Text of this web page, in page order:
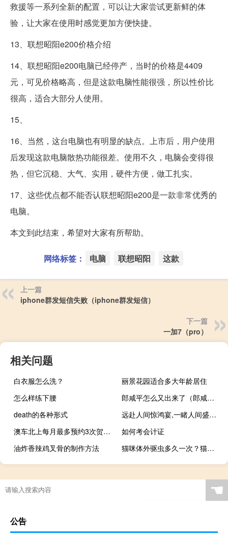
救援等一系列全新的配置，可以让大家尝试更新鲜的体
验，让大家在使用时感觉更加方便快捷。
13、联想昭阳e200价格介绍
14、联想昭阳e200电脑已经停产，当时的价格是4409
元，可见价格略高，但是这款电脑性能很强，所以性价比
很高，适合大部分人使用。
15、
16、当然，这台电脑也有明显的缺点。上市后，用户使用
后发现这款电脑散热功能很差。使用不久，电脑会变得很
热，但它沉稳、大气、实用，硬件方便，做工扎实。
17、这些优点都不能否认联想昭阳e200是一款非常优秀的
电脑。
本文到此结束，希望对大家有所帮助。
网络标签： 电脑 联想昭阳 这款
上一篇
iphone群发短信失败（iphone群发短信）
下一篇
一加7（pro）
相关问题
白衣服怎么洗？
丽景花园适合多大年龄居住
怎么样练下腰
郎咸平怎么又出来了（郎咸平吧）
death的各种形式
远赴人间惊鸿宴,一睹人间盛世颜意思是哪首诗里的
澳车北上每月最多预约3次贺一诚 到底什么情况嘞
如何考会计证
油炸香辣鸡叉骨的制作方法
猫咪体外驱虫多久一次？猫咪驱虫注意事项
☚
公告